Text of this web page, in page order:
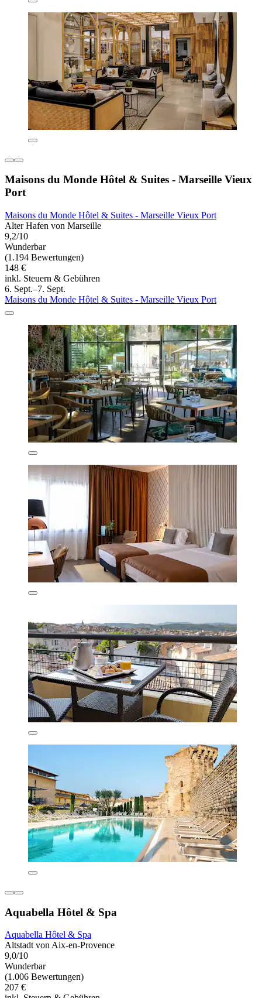
Maisons du Monde Hôtel & Suites - Marseille Vieux
Port
Maisons du Monde Hôtel & Suites - Marseille Vieux Port
Alter Hafen von Marseille
9,2/10
Wunderbar
(1.194 Bewertungen)
148 €
inkl. Steuern & Gebühren
6. Sept.–7. Sept.
Maisons du Monde Hôtel & Suites - Marseille Vieux Port
Aquabella Hôtel & Spa
Aquabella Hôtel & Spa
Altstadt von Aix-en-Provence
9,0/10
Wunderbar
(1.006 Bewertungen)
207 €